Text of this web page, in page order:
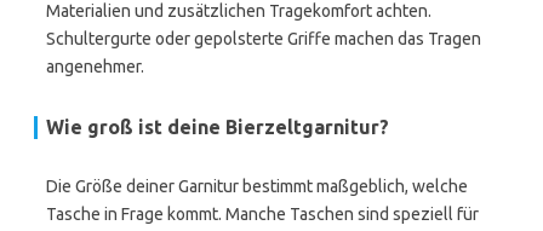
Materialien und zusätzlichen Tragekomfort achten.
Schultergurte oder gepolsterte Griffe machen das Tragen
angenehmer.
Wie groß ist deine Bierzeltgarnitur?
Die Größe deiner Garnitur bestimmt maßgeblich, welche
Tasche in Frage kommt. Manche Taschen sind speziell für